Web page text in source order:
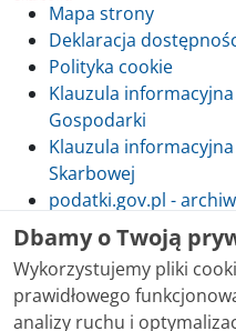
Mapa strony
Deklaracja
Polityka cookie
Klauzula
Gospodarki
Klauzula
Skarbowej
podatki.gov.pl -
Skontaktuj się z nami
Dbamy o Twoją
Wykorzystujemy pliki
prawidłowego
analizy ruchu i